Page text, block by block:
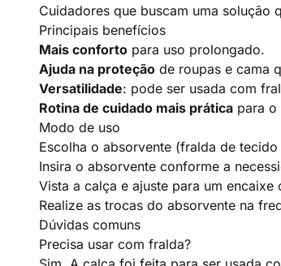
Cuidadores que buscam uma solução
Principais benefícios
Mais conforto para uso prolongado.
Ajuda na proteção de roupas e cama
Versatilidade: pode ser usada com
Rotina de cuidado mais prática para o
Modo de uso
Escolha o absorvente (fralda de
Insira o absorvente conforme a
Vista a calça e ajuste para um
Realize as trocas do absorvente na
Dúvidas comuns
Precisa usar com fralda?